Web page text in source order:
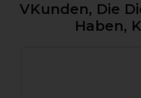
VKunden, Die
Haben,